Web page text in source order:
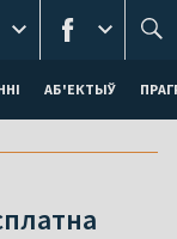
АБ'ЕКТЫЎ